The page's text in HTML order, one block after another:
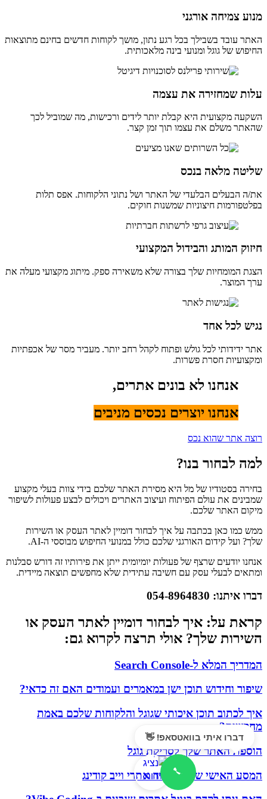
מנוע צמיחה אורגני
האתר עובד בשבילך בכל רגע נתון, מושך לקוחות חדשים בחינם מתוצאות
החיפוש של גוגל ומנועי בינה מלאכותית.
עלות שמחזירה את עצמה
השקעה מקצועית היא קבלת יותר לידים ורכישות, מה שמוביל לכך
שהאתר משלם את עצמו תוך זמן קצר.
שליטה מלאה בנכס
את/ה הבעלים הבלעדי של האתר ושל נתוני הלקוחות. אפס תלות
בפלטפורמות חיצוניות שמשנות חוקים.
חיזוק המותג והבידול המקצועי
הצגת המומחיות שלך בצורה שלא משאירה ספק. מיתוג מקצועי מעלה את
ערך המוצר.
נגיש לכל אחד
אתר ידידותי לכל גולש ופתוח לקהל רחב יותר. מעביר מסר של אכפתיות
ומקצועיות חסרת פשרות.
אנחנו לא בונים אתרים,
אנחנו יוצרים נכסים מניבים
רוצה אתר שהוא נכס
למה לבחור בנו?
בחירה בסטודיו של מל היא מסירת האתר שלכם בידי צוות בעלי מקצוע
שמבינים את עולם הפיתוח ועיצוב האתרים ויכולים לבצע פעולות לשיפור
מיקום האתר שלכם.
ממש כמו כאן בכתבה על איך לבחור דומיין לאתר העסק או השירות
שלך? ועל קידום האורגני שלכם כולל במנועי החיפוש מבוססי ה-AI.
אנחנו יודעים שרצף של פעולות יומיומית ייתן את פירותיו זה דורש סבלנות
ומתאים לבעלי עסק עם חשיבה עתידית שלא מחפשים תוצאה מיידית.
דברו איתנו: 054-8964830
קראת על: איך לבחור דומיין לאתר העסק או
השירות שלך? אולי תרצה לקרוא גם:
המדריך המלא ל-Search Console
שיפור וחידוש תוכן ישן במאמרים ועמודים האם זה כדאי?
איך לכתוב תוכן איכותי שגוגל והלקוחות שלכם באמת
מחפשים?
הוספת האתר שלך לסריקת גוגל
המסע האישי שלי לפיתוח אתרי וייב קודינג
דברו איתי בוואטסאפ! 👋